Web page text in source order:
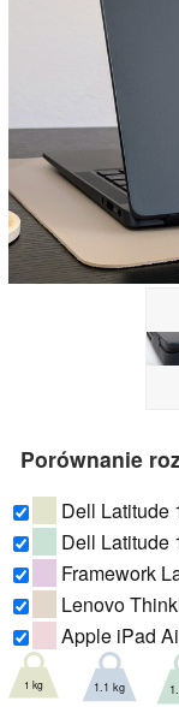
Porównanie
Dell Latitude
Dell Latitude
Framework
Lenovo
Apple iPad
1 kg 1.1 kg